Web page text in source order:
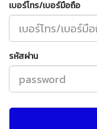
เบอร์โทร/เบอร์มือถือ
รหัสผ่าน